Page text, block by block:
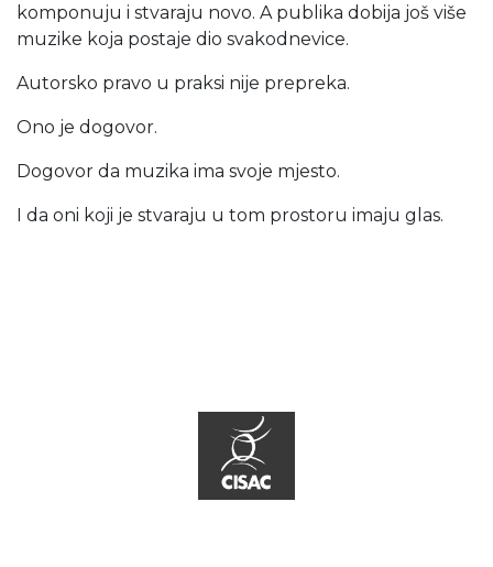
komponuju i stvaraju novo. A publika dobija još više
muzike koja postaje dio svakodnevice.
Autorsko pravo u praksi nije prepreka.
Ono je dogovor.
Dogovor da muzika ima svoje mjesto.
I da oni koji je stvaraju u tom prostoru imaju glas.